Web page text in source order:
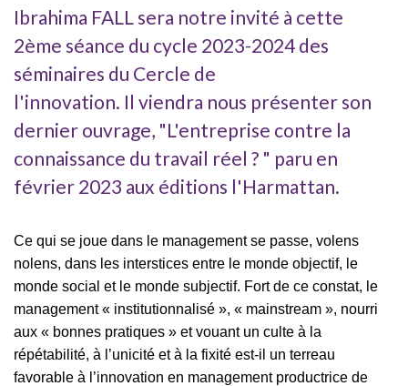
Ibrahima FALL sera notre invité à cette
2ème séance du cycle 2023-2024 des
séminaires du Cercle de
l'innovation. Il viendra nous présenter son
dernier ouvrage, "L'entreprise contre la
connaissance du travail réel ? " paru en
février 2023 aux éditions l'Harmattan.
Ce qui se joue dans le management se passe, volens
nolens, dans les interstices entre le monde objectif, le
monde social et le monde subjectif. Fort de ce constat, le
management « institutionnalisé », « mainstream », nourri
aux « bonnes pratiques » et vouant un culte à la
répétabilité, à l’unicité et à la fixité est-il un terreau
favorable à l’innovation en management productrice de